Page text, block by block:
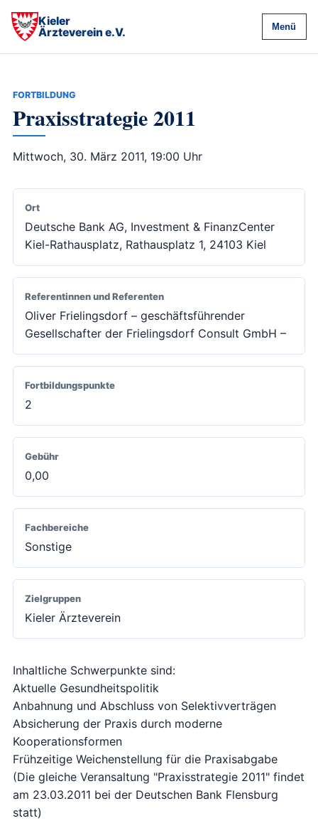
Kieler
Ärzteverein e.V.
Menü
FORTBILDUNG
Praxisstrategie 2011
Mittwoch, 30. März 2011, 19:00 Uhr
Ort
Deutsche Bank AG, Investment & FinanzCenter
Kiel-Rathausplatz, Rathausplatz 1, 24103 Kiel
Referentinnen und Referenten
Oliver Frielingsdorf – geschäftsführender
Gesellschafter der Frielingsdorf Consult GmbH –
Fortbildungspunkte
2
Gebühr
0,00
Fachbereiche
Sonstige
Zielgruppen
Kieler Ärzteverein
Inhaltliche Schwerpunkte sind:
Aktuelle Gesundheitspolitik
Anbahnung und Abschluss von Selektivverträgen
Absicherung der Praxis durch moderne
Kooperationsformen
Frühzeitige Weichenstellung für die Praxisabgabe
(Die gleiche Veransaltung "Praxisstrategie 2011" findet
am 23.03.2011 bei der Deutschen Bank Flensburg
statt)